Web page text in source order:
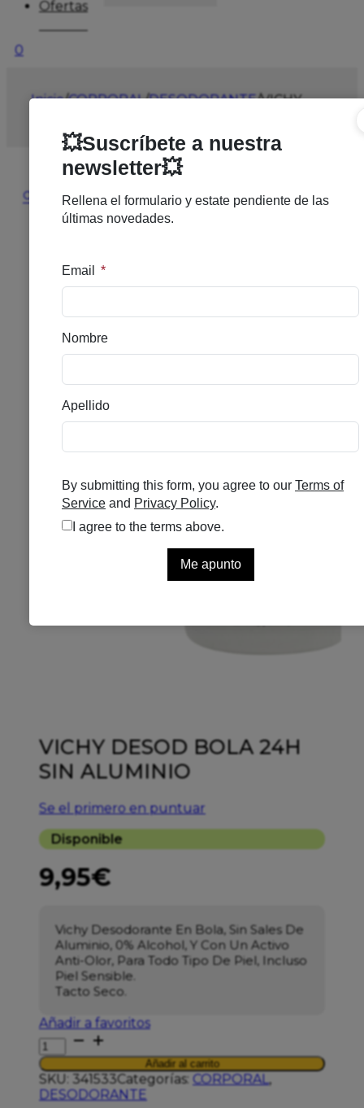
Ofertas
0
Inicio/CORPORAL/DESODORANTE/VICHY
🔍
VICHY DESOD BOLA 24H
SIN ALUMINIO
Se el primero en puntuar
Disponible
9,95€
Vichy Desodorante En Bola, Sin Sales De
Aluminio, 0% Alcohol, Y Con Un Activo
Anti-Olor, Para Todo Tipo De Piel, Incluso
Piel Sensible.
Tacto Seco.
Añadir a favoritos
VICHY
DESOD
BOLA
24H
SIN
Añadir al carrito
SKU: 341533Categorías: CORPORAL,
DESODORANTE